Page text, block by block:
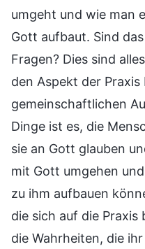
umgeht und wie man
Gott aufbaut. Sind
Fragen? Dies sind
den Aspekt der Praxis
gemeinschaftlichen
Dinge ist es, die
sie an Gott glauben
mit Gott umgehen
zu ihm aufbauen
die sich auf die Praxis
die Wahrheiten, die